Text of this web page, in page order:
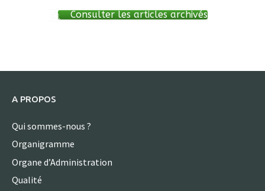
Consulter les articles archivés
A PROPOS
Qui sommes-nous ?
Organigramme
Organe d’Administration
Qualité